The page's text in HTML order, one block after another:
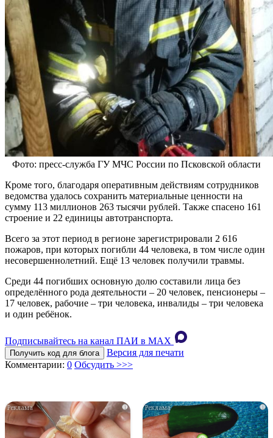
Фото: пресс-служба ГУ МЧС России по Псковской области
Кроме того, благодаря оперативным действиям сотрудников
ведомства удалось сохранить материальные ценности на
сумму 113 миллионов 263 тысячи рублей. Также спасено 161
строение и 22 единицы автотранспорта.
Всего за этот период в регионе зарегистрировали 2 616
пожаров, при которых погибли 44 человека, в том числе один
несовершеннолетний. Ещё 13 человек получили травмы.
Среди 44 погибших основную долю составили лица без
определённого рода деятельности – 20 человек, пенсионеры –
17 человек, рабочие – три человека, инвалиды – три человека
и один ребёнок.
Подписывайтесь на канал ПАИ в MAХ
Получить код для блога
Версия для печати
Комментарии: 0 Обсудить >>>
i i